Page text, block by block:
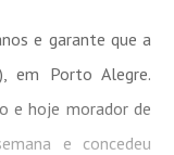
e garante que a
em Porto Alegre.
e hoje morador de
e concedeu